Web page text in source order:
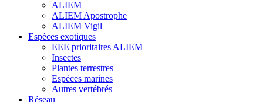
ALIEM
ALIEM Apostrophe
ALIEM Vigil
Espèces exotiques
EEE prioritaires ALIEM
Insectes
Plantes terrestres
Espèces marines
Autres vertébrés
Réseau